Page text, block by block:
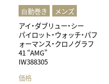
⾃動巻き
メンズ
アイ・ダブリュー・シー
パイロット・ウォッチ・パフ
ォーマンス・クロノグラフ
41 “AMG”
IW388305
価格